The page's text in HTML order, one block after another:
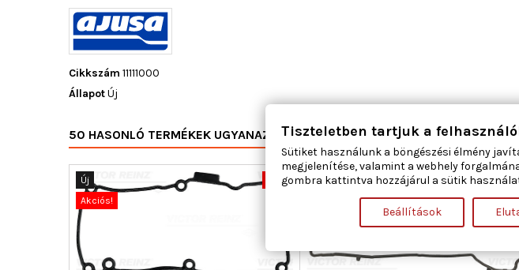
Cikkszám 11111000
ÁllapotÚj
50 HASONLÓ TERMÉKEK UGYANAZON KATEGÓRIÁBAN:
-55%
Új
Akciós!
-7%
Új
Tiszteletben tartjuk a
Sütiket használunk a böngészési élmény
megjelenítése, valamint a webhely
gombra kattintva hozzájárul a sütik
Beállítások